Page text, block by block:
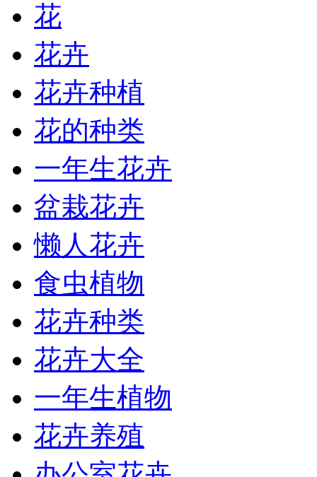
花
花卉
花卉种植
花的种类
一年生花卉
盆栽花卉
懒人花卉
食虫植物
花卉种类
花卉大全
一年生植物
花卉养殖